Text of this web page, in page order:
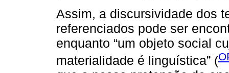
Assim, a discursividade dos
referenciados pode ser
enquanto “um objeto social
materialidade é linguística” (